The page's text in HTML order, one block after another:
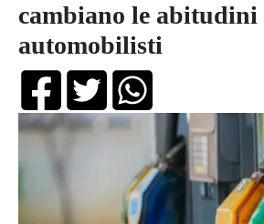
cambiano le abitudini
automobilisti